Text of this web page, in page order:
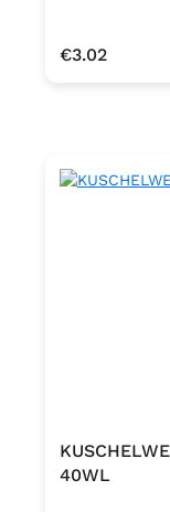
Regular price:
€3.02
40WL